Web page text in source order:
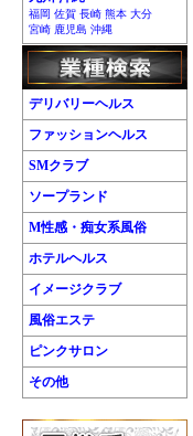
福岡 佐賀 長崎 熊本 大分
宮崎 鹿児島 沖縄
デリバリーヘルス
ファッションヘルス
SMクラブ
ソープランド
M性感・痴女系風俗
ホテルヘルス
イメージクラブ
風俗エステ
ピンクサロン
その他